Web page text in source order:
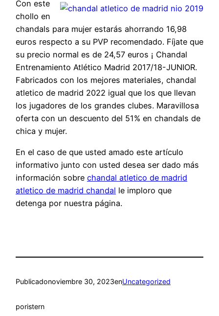
Con este
chollo en
chandals para mujer estarás ahorrando 16,98
euros respecto a su PVP recomendado. Fíjate que
su precio normal es de 24,57 euros ¡ Chandal
Entrenamiento Atlético Madrid 2017/18-JUNIOR.
Fabricados con los mejores materiales, chandal
atletico de madrid 2022 igual que los que llevan
los jugadores de los grandes clubes. Maravillosa
oferta con un descuento del 51% en chandals de
chica y mujer.
En el caso de que usted amado este artículo
informativo junto con usted desea ser dado más
información sobre chandal atletico de madrid
atletico de madrid chandal le imploro que
detenga por nuestra página.
Publicadonoviembre 30, 2023enUncategorized
poristern